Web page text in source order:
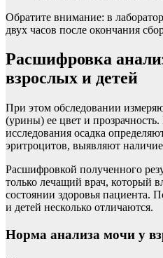
Обратите внимание: в
двух часов после окончания
Расшифровка
взрослых и детей
При этом обследовании
(урины) ее цвет и
исследования осадка
эритроцитов, выявляют наличие
Расшифровкой полученного
только лечащий врач, который
состоянии здоровья пациента.
и детей несколько отличаются.
Норма анализа мочи у